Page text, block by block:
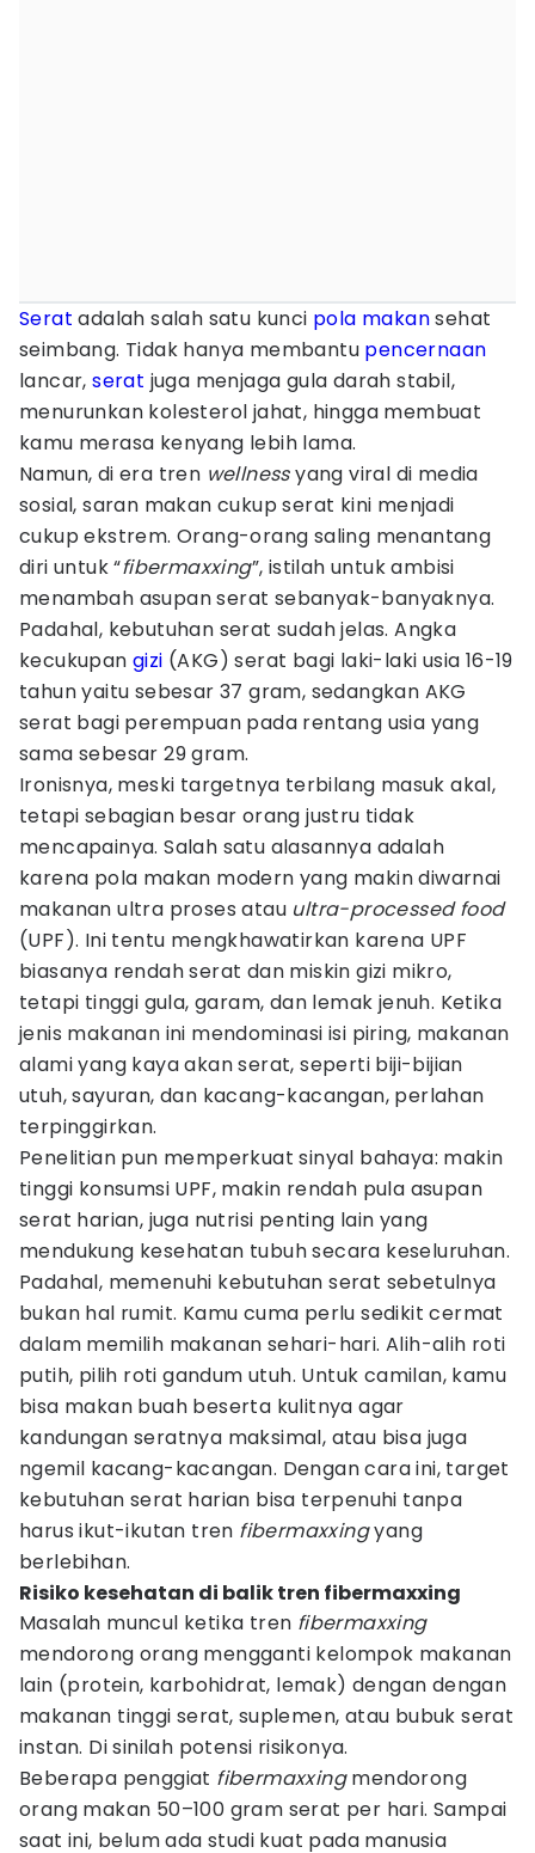
Serat adalah salah satu kunci pola makansehat
seimbang. Tidak hanya membantu pencernaan
lancar,serat juga menjaga gula darah stabil,
menurunkan kolesterol jahat, hingga membuat
kamu merasa kenyang lebih lama.
Namun, di era tren wellnessyang viral di media
sosial, saran makan cukup serat kini menjadi
cukup ekstrem. Orang-orang saling menantang
diri untuk “fibermaxxing”, istilah untuk ambisi
menambah asupan serat sebanyak-banyaknya.
Padahal, kebutuhan serat sudah jelas. Angka
kecukupangizi (AKG) serat bagi laki-laki usia 16-19
tahun yaitu sebesar 37 gram, sedangkan AKG
serat bagi perempuan pada rentang usia yang
sama sebesar 29 gram.
Ironisnya, meski targetnya terbilang masuk akal,
tetapi sebagian besar orang justru tidak
mencapainya. Salah satu alasannya adalah
karena pola makan modern yang makin diwarnai
makanan ultra proses atau ultra-processed food
(UPF). Ini tentu mengkhawatirkan karena UPF
biasanya rendah serat dan miskin gizi mikro,
tetapi tinggi gula, garam, dan lemak jenuh. Ketika
jenis makanan ini mendominasi isi piring, makanan
alami yang kaya akan serat, seperti biji-bijian
utuh, sayuran, dan kacang-kacangan, perlahan
terpinggirkan.
Penelitian pun memperkuat sinyal bahaya: makin
tinggi konsumsi UPF, makin rendah pula asupan
serat harian, juga nutrisi penting lain yang
mendukung kesehatan tubuh secara keseluruhan.
Padahal, memenuhi kebutuhan serat sebetulnya
bukan hal rumit. Kamu cuma perlu sedikit cermat
dalam memilih makanan sehari-hari. Alih-alih roti
putih, pilih roti gandum utuh. Untuk camilan, kamu
bisa makan buah beserta kulitnya agar
kandungan seratnya maksimal, atau bisa juga
ngemil kacang-kacangan. Dengan cara ini, target
kebutuhan serat harian bisa terpenuhi tanpa
harus ikut-ikutan tren fibermaxxingyang
berlebihan.
Risiko kesehatan di balik tren fibermaxxing
Masalah muncul ketika tren fibermaxxing
mendorong orang mengganti kelompok makanan
lain (protein, karbohidrat, lemak) dengan dengan
makanan tinggi serat, suplemen, atau bubuk serat
instan. Di sinilah potensi risikonya.
Beberapa penggiat fibermaxxingmendorong
orang makan 50–100 gram serat per hari. Sampai
saat ini, belum ada studi kuat pada manusia